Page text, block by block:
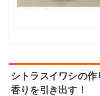
シトラスイワシの
香りを引き出す！